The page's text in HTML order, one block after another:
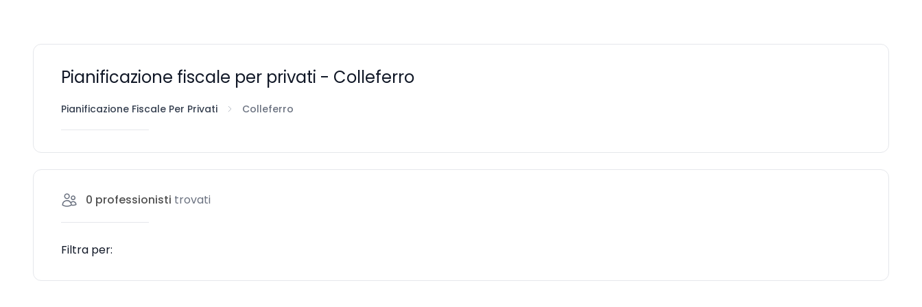
Pianificazione fiscale per privati - Colleferro
Pianificazione Fiscale Per Privati Colleferro
0 professionisti trovati
Filtra per: